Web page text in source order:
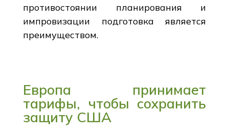
противостоянии планирования и
импровизации подготовка является
преимуществом.
Европа принимает
тарифы, чтобы сохранить
защиту США